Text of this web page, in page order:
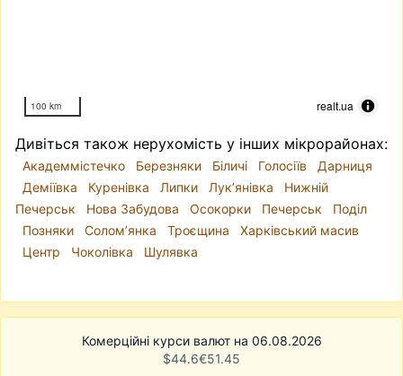
100 km realt.ua
Дивіться також нерухомість у інших мікрорайонах:
Академмістечко Березняки Біличі Голосіїв
Дарниця
Деміївка
Куренівка Липки Лук’янівка
Нижній
Печерськ
Нова Забудова Осокорки Печерськ
Поділ
Позняки
Солом’янка Троєщина
Харківський масив
Центр
Чоколівка Шулявка
Комерційні курси валют на 06.08.2026
$44.6€51.45